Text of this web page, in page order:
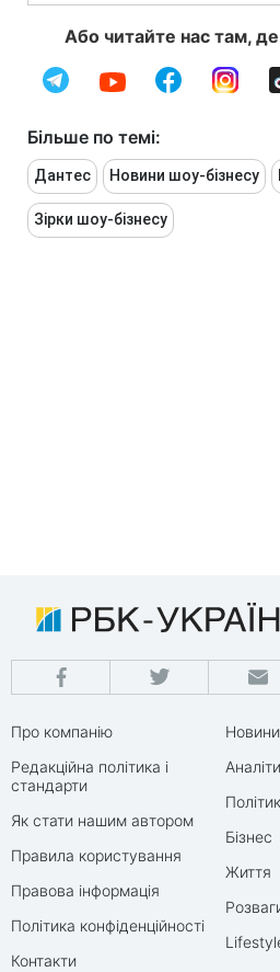
Або читайте нас там,
Більше по темі:
Дантес Новини шоу-бізнесу
Зірки шоу-бізнесу
Про компанію
Редакційна політика і
стандарти
Як стати нашим автором
Правила користування
Правова інформація
Політика конфіденційності
Контакти
Бізнес
Життя